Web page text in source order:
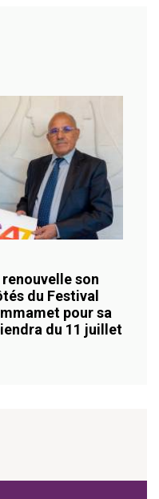
renouvelle son
du Festival
pour sa
du 11 juillet